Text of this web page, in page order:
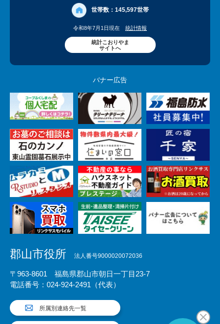
世帯数： 145,597世帯
令和8年7月1日現在 統計情報
統計こおりやま
サイトへ
バナー広告
郡山市役所 法人番号9000020072036
〒963-8601 福島県郡山市朝日一丁目23-7
電話番号：024-924-2491（代表）
所属別連絡先一覧